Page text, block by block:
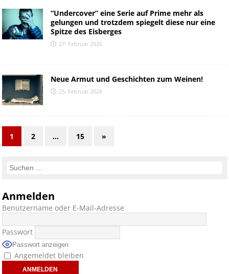
“Undercover” eine Serie auf Prime mehr als
gelungen und trotzdem spiegelt diese nur eine
Spitze des Eisberges
27. Februar 2026
Neue Armut und Geschichten zum Weinen!
25. Februar 2026
1 2 … 15 »
Anmelden
Benutzername oder E-Mail-Adresse
Passwort
Passwort anzeigen
Angemeldet bleiben